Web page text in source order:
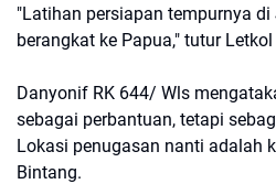
"Latihan persiapan tempurnya
berangkat ke Papua," tutur
Danyonif RK 644/ Wls
sebagai perbantuan, tetapi
Lokasi penugasan nanti adalah
Bintang.